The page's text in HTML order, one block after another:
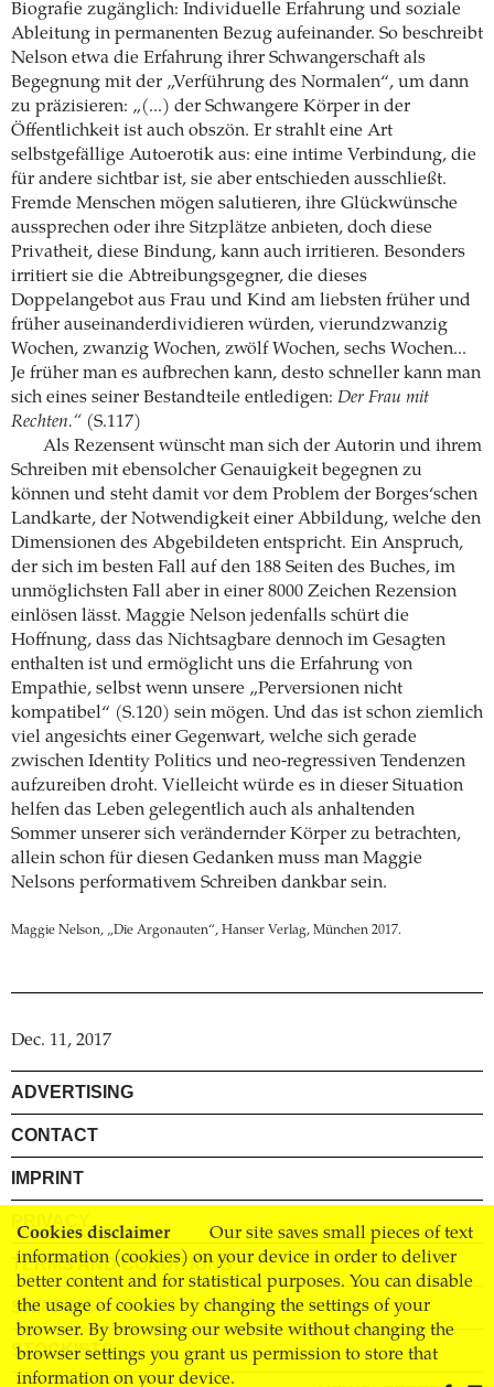
Cookies disclaimer
Our site saves small pieces of text
information (cookies) on your device in order to deliver
better content and for statistical purposes. You can disable
the usage of cookies by changing the settings of your
browser. By browsing our website without changing the
browser settings you grant us permission to store that
information on your device.
Biografie zugänglich: Individuelle Erfahrung und soziale
Ableitung in permanenten Bezug aufeinander. So beschreibt
Nelson etwa die Erfahrung ihrer Schwangerschaft als
Begegnung mit der „Verführung des Normalen“, um dann
zu präzisieren: „(...) der Schwangere Körper in der
Öffentlichkeit ist auch obszön. Er strahlt eine Art
selbstgefällige Autoerotik aus: eine intime Verbindung, die
für andere sichtbar ist, sie aber entschieden ausschließt.
Fremde Menschen mögen salutieren, ihre Glückwünsche
aussprechen oder ihre Sitzplätze anbieten, doch diese
Privatheit, diese Bindung, kann auch irritieren. Besonders
irritiert sie die Abtreibungsgegner, die dieses
Doppelangebot aus Frau und Kind am liebsten früher und
früher auseinanderdividieren würden, vierundzwanzig
Wochen, zwanzig Wochen, zwölf Wochen, sechs Wochen...
Je früher man es aufbrechen kann, desto schneller kann man
sich eines seiner Bestandteile entledigen: Der Frau mit
Rechten.“ (S.117)
Als Rezensent wünscht man sich der Autorin und ihrem
Schreiben mit ebensolcher Genauigkeit begegnen zu
können und steht damit vor dem Problem der Borges‘schen
Landkarte, der Notwendigkeit einer Abbildung, welche den
Dimensionen des Abgebildeten entspricht. Ein Anspruch,
der sich im besten Fall auf den 188 Seiten des Buches, im
unmöglichsten Fall aber in einer 8000 Zeichen Rezension
einlösen lässt. Maggie Nelson jedenfalls schürt die
Hoffnung, dass das Nichtsagbare dennoch im Gesagten
enthalten ist und ermöglicht uns die Erfahrung von
Empathie, selbst wenn unsere „Perversionen nicht
kompatibel“ (S.120) sein mögen. Und das ist schon ziemlich
viel angesichts einer Gegenwart, welche sich gerade
zwischen Identity Politics und neo-regressiven Tendenzen
aufzureiben droht. Vielleicht würde es in dieser Situation
helfen das Leben gelegentlich auch als anhaltenden
Sommer unserer sich verändernder Körper zu betrachten,
allein schon für diesen Gedanken muss man Maggie
Nelsons performativem Schreiben dankbar sein.
Maggie Nelson, „Die Argonauten“, Hanser Verlag, München 2017.
Dec. 11, 2017
ADVERTISING
CONTACT
IMPRINT
PRIVACY
TERMS AND CONDITIONS
SHIPPING
STOCKISTS